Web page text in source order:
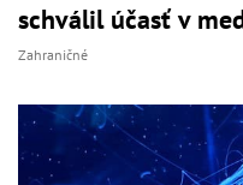
schválil účasť v
Zahraničné